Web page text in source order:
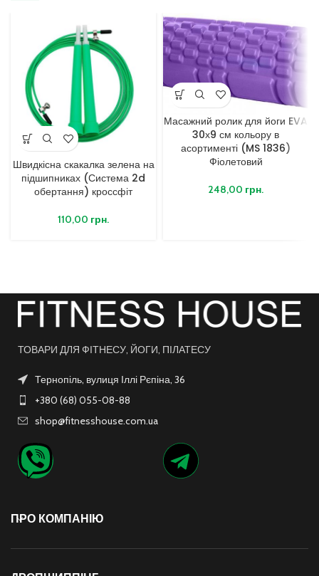
Швидкісна скакалка зелена на
підшипниках (Система 2d
обертання) кроссфіт
110,00 грн.
Масажний ролик для йоги EVA
30х9 см кольору в
асортименті (MS 1836)
Фіолетовий
248,00 грн.
ТОВАРИ ДЛЯ ФІТНЕСУ, ЙОГИ, ПІЛАТЕСУ
Тернопіль, вулиця Іллі Рєпіна, 36
+380 (68) 055-08-88
shop@fitnesshouse.com.ua
ПРО КОМПАНІЮ